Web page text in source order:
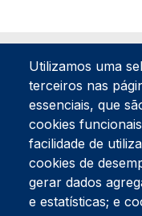
Tel:234 390 100Fax:
Endereço Postal
Apartado 42
Utilizamos uma
terceiros nas
essenciais, que
cookies
facilidade de
cookies de
gerar dados
e estatísticas; e